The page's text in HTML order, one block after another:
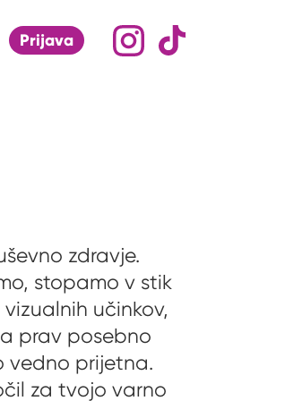
po strani
te zanima ...
na lupo odpri iskalnik
Prijava
Družabna omrežja
zdravje.
stopamo v stik
učinkov,
prav posebno
vedno prijetna.
za tvojo varno